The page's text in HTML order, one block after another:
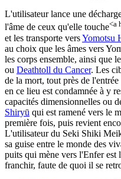
L'utilisateur lance une
l'âme de ceux qu'elle touche<a
et les transporte versYomotsu
au choix que les âmes vers
les corps ensemble, ainsi que
ou Deathtoll du Cancer. Les
de la mort, tout près de l'entrée
en ce lieu est condamnée à y
capacités dimensionnelles ou
Shiryū qui est ramené vers le
première fois, puis revient
L'utilisateur du Seki Shiki
sa guise entre le monde des
puits qui mène vers l'Enfer est
franchir, faute de quoi il se